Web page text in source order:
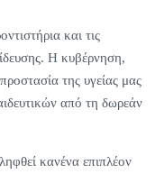
και τις
Η κυβέρνηση,
της υγείας μας
από τη δωρεάν
κανένα επιπλέον